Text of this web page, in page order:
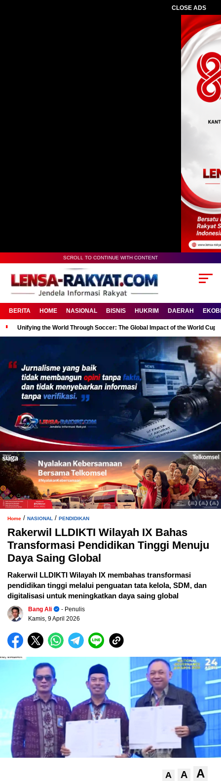
CLOSE ADS
SCROLL TO CONTINUE WITH CONTENT
BERITA HOME NASIONAL BISNIS HUKRIM DAERAH
Unifying the World Through Soccer: The Global Impact of the World Cup
Home / NASIONAL / PENDIDIKAN
Rakerwil LLDIKTI Wilayah IX Bahas
Transformasi Pendidikan Tinggi Menuju
Daya Saing Global
Rakerwil LLDIKTI Wilayah IX membahas transformasi
pendidikan tinggi melalui penguatan tata kelola, SDM, dan
digitalisasi untuk meningkatkan daya saing global
Bang Ali
- Penulis
Kamis, 9 April 2026
A A A